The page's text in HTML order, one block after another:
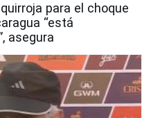
para el choque
“está
asegura